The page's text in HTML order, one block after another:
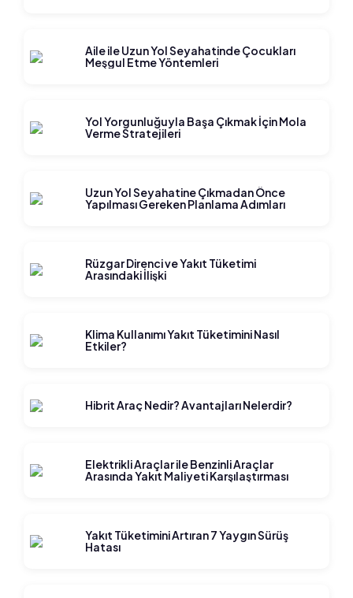
Aile ile Uzun Yol Seyahatinde Çocukları
Meşgul Etme Yöntemleri
Yol Yorgunluğuyla Başa Çıkmak İçin Mola
Verme Stratejileri
Uzun Yol Seyahatine Çıkmadan Önce
Yapılması Gereken Planlama Adımları
Rüzgar Direnci ve Yakıt Tüketimi
Arasındaki İlişki
Klima Kullanımı Yakıt Tüketimini Nasıl
Etkiler?
Hibrit Araç Nedir? Avantajları Nelerdir?
Elektrikli Araçlar ile Benzinli Araçlar
Arasında Yakıt Maliyeti Karşılaştırması
Yakıt Tüketimini Artıran 7 Yaygın Sürüş
Hatası